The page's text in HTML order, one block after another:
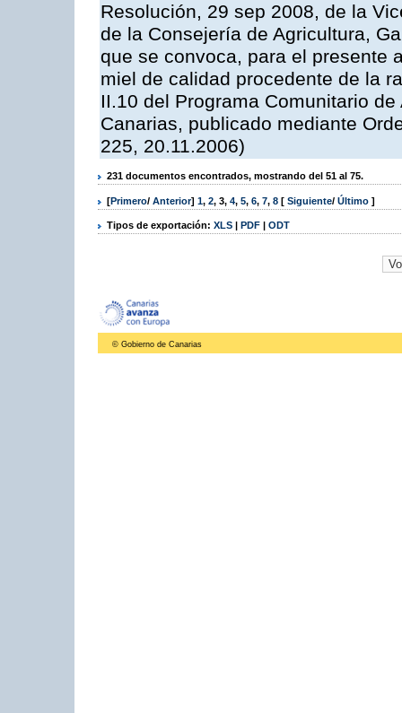
Resolución, 29 sep 2008, de la
de la Consejería de Agricultura,
que se convoca, para el presente
miel de calidad procedente de la
II.10 del Programa Comunitario
Canarias, publicado mediante
225, 20.11.2006)
231 documentos encontrados, mostrando del 51 al 75.
[Primero/ Anterior] 1, 2, 3, 4, 5, 6, 7, 8 [ Siguiente/ Último ]
Tipos de exportación: XLS | PDF | ODT
© Gobierno de Canarias